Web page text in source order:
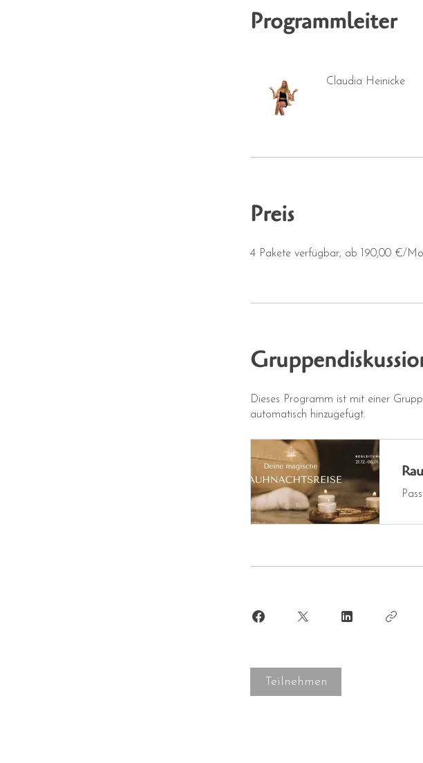
Programmleiter
Claudia Heinicke
Preis
4 Pakete verfügbar, ab 190,00 €/
Dieses Programm ist mit einer
automatisch hinzugefügt.
Teilnehmen